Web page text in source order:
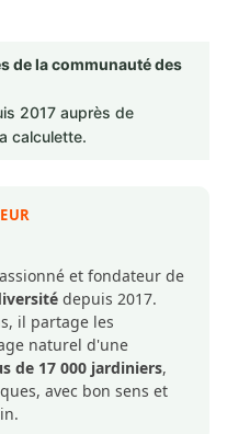
de la communauté des
2017 auprès de
calculette.
et fondateur de
depuis 2017.
il partage les
naturel d'une
de 17 000 jardiniers,
avec bon sens et